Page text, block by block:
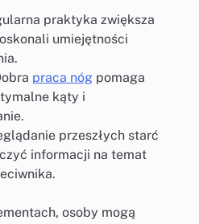
praktyka zwiększa
umiejętności
praca nóg pomaga
kąty i
przeszłych starć
informacji na temat
osoby mogą